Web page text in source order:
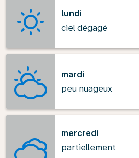
lundi
ciel dégagé
mardi
peu nuageux
mercredi
partiellement